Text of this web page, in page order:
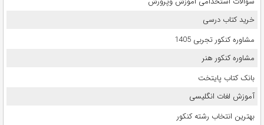
خرید کتاب درسی
مشاوره کنکور تجربی 1405
مشاوره کنکور هنر
بانک کتاب پایتخت
آموزش لغات انگلیسی
بهترین انتخاب رشته کنکور